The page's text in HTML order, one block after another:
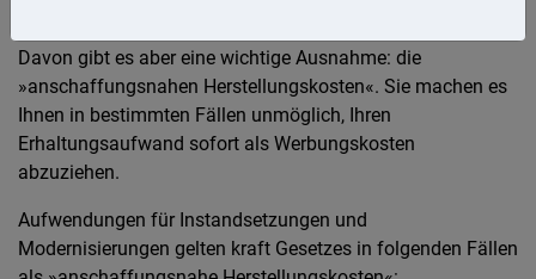
Davon gibt es aber eine wichtige Ausnahme: die
»anschaffungsnahen Herstellungskosten«. Sie machen es
Ihnen in bestimmten Fällen unmöglich, Ihren
Erhaltungsaufwand sofort als Werbungskosten
abzuziehen.
Aufwendungen für Instandsetzungen und
Modernisierungen gelten kraft Gesetzes in folgenden Fällen